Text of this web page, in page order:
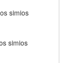
simios
simios